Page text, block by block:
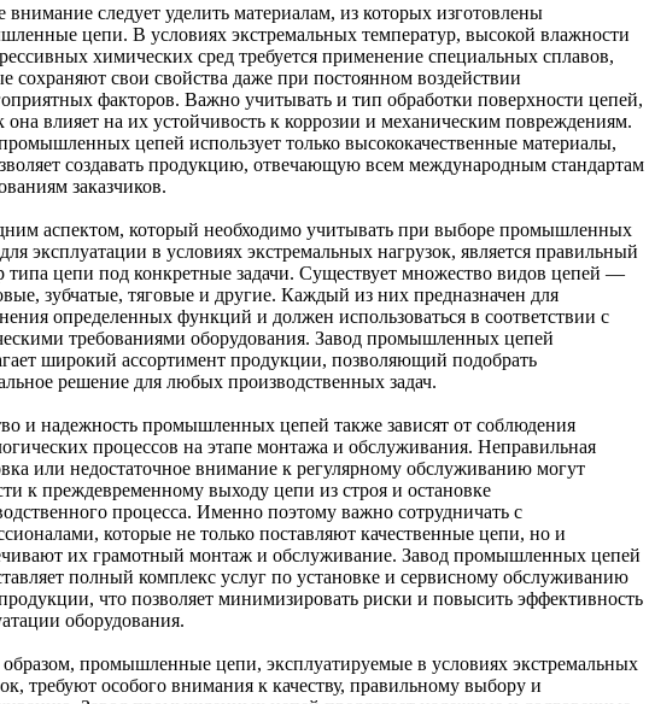
внимание следует уделить материалам, из которых изготовлены
цепи. В условиях экстремальных температур, высокой влажности
химических сред требуется применение специальных сплавов,
сохраняют свои свойства даже при постоянном воздействии
факторов. Важно учитывать и тип обработки поверхности цепей,
она влияет на их устойчивость к коррозии и механическим повреждениям.
цепей использует только высококачественные материалы,
создавать продукцию, отвечающую всем международным стандартам
заказчиков.
аспектом, который необходимо учитывать при выборе промышленных
эксплуатации в условиях экстремальных нагрузок, является правильный
типа цепи под конкретные задачи. Существует множество видов цепей —
зубчатые, тяговые и другие. Каждый из них предназначен для
определенных функций и должен использоваться в соответствии с
требованиями оборудования. Завод промышленных цепей
широкий ассортимент продукции, позволяющий подобрать
решение для любых производственных задач.
и надежность промышленных цепей также зависят от соблюдения
процессов на этапе монтажа и обслуживания. Неправильная
или недостаточное внимание к регулярному обслуживанию могут
к преждевременному выходу цепи из строя и остановке
процесса. Именно поэтому важно сотрудничать с
которые не только поставляют качественные цепи, но и
их грамотный монтаж и обслуживание. Завод промышленных цепей
полный комплекс услуг по установке и сервисному обслуживанию
что позволяет минимизировать риски и повысить эффективность
оборудования.
промышленные цепи, эксплуатируемые в условиях экстремальных
требуют особого внимания к качеству, правильному выбору и